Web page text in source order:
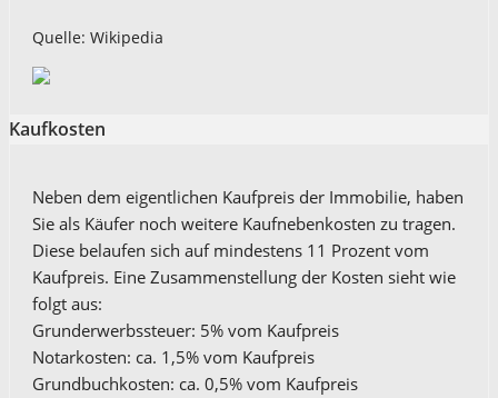
Quelle: Wikipedia
Kaufkosten
Neben dem eigentlichen Kaufpreis der Immobilie, haben
Sie als Käufer noch weitere Kaufnebenkosten zu tragen.
Diese belaufen sich auf mindestens 11 Prozent vom
Kaufpreis. Eine Zusammenstellung der Kosten sieht wie
folgt aus:
Grunderwerbssteuer: 5% vom Kaufpreis
Notarkosten: ca. 1,5% vom Kaufpreis
Grundbuchkosten: ca. 0,5% vom Kaufpreis